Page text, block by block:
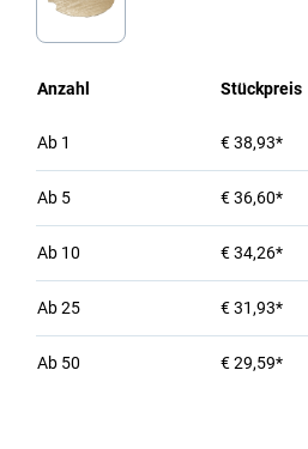
Anzahl Stückpreis
Ab 1 € 38,93*
Ab 5 € 36,60*
Ab 10 € 34,26*
Ab25 € 31,93*
Ab 50 € 29,59*